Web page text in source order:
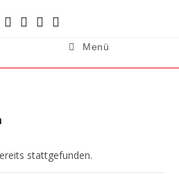
Menü
stattgefunden.